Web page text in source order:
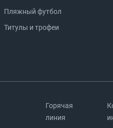
Пляжный футбол
Титулы и трофеи
Горячая
линия